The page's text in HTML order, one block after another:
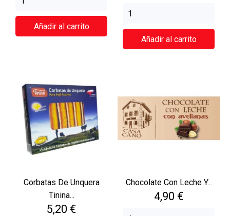
Añadir al carrito
Añadir al carrito
Corbatas De Unquera
Tinina...
Precio
5,20 €
Chocolate Con Leche Y...
Precio
4,90 €